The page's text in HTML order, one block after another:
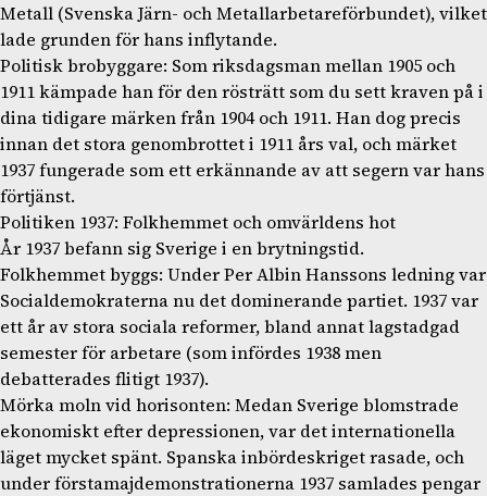
Metall (Svenska Järn- och Metallarbetareförbundet), vilket
lade grunden för hans inflytande.
Politisk brobyggare: Som riksdagsman mellan 1905 och
1911 kämpade han för den rösträtt som du sett kraven på i
dina tidigare märken från 1904 och 1911. Han dog precis
innan det stora genombrottet i 1911 års val, och märket
1937 fungerade som ett erkännande av att segern var hans
förtjänst.
Politiken 1937: Folkhemmet och omvärldens hot
År 1937 befann sig Sverige i en brytningstid.
Folkhemmet byggs: Under Per Albin Hanssons ledning var
Socialdemokraterna nu det dominerande partiet. 1937 var
ett år av stora sociala reformer, bland annat lagstadgad
semester för arbetare (som infördes 1938 men
debatterades flitigt 1937).
Mörka moln vid horisonten: Medan Sverige blomstrade
ekonomiskt efter depressionen, var det internationella
läget mycket spänt. Spanska inbördeskriget rasade, och
under förstamajdemonstrationerna 1937 samlades pengar